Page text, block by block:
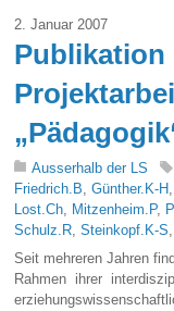
2. Januar 2007
Publikation
Ausserhalb der LS
Friedrich.B,Günther.K-H ,
Lost.Ch, Mitzenheim.P,
Schulz.R,Steinkopf.K-S,
Seit mehreren Jahren
Rahmen ihrer